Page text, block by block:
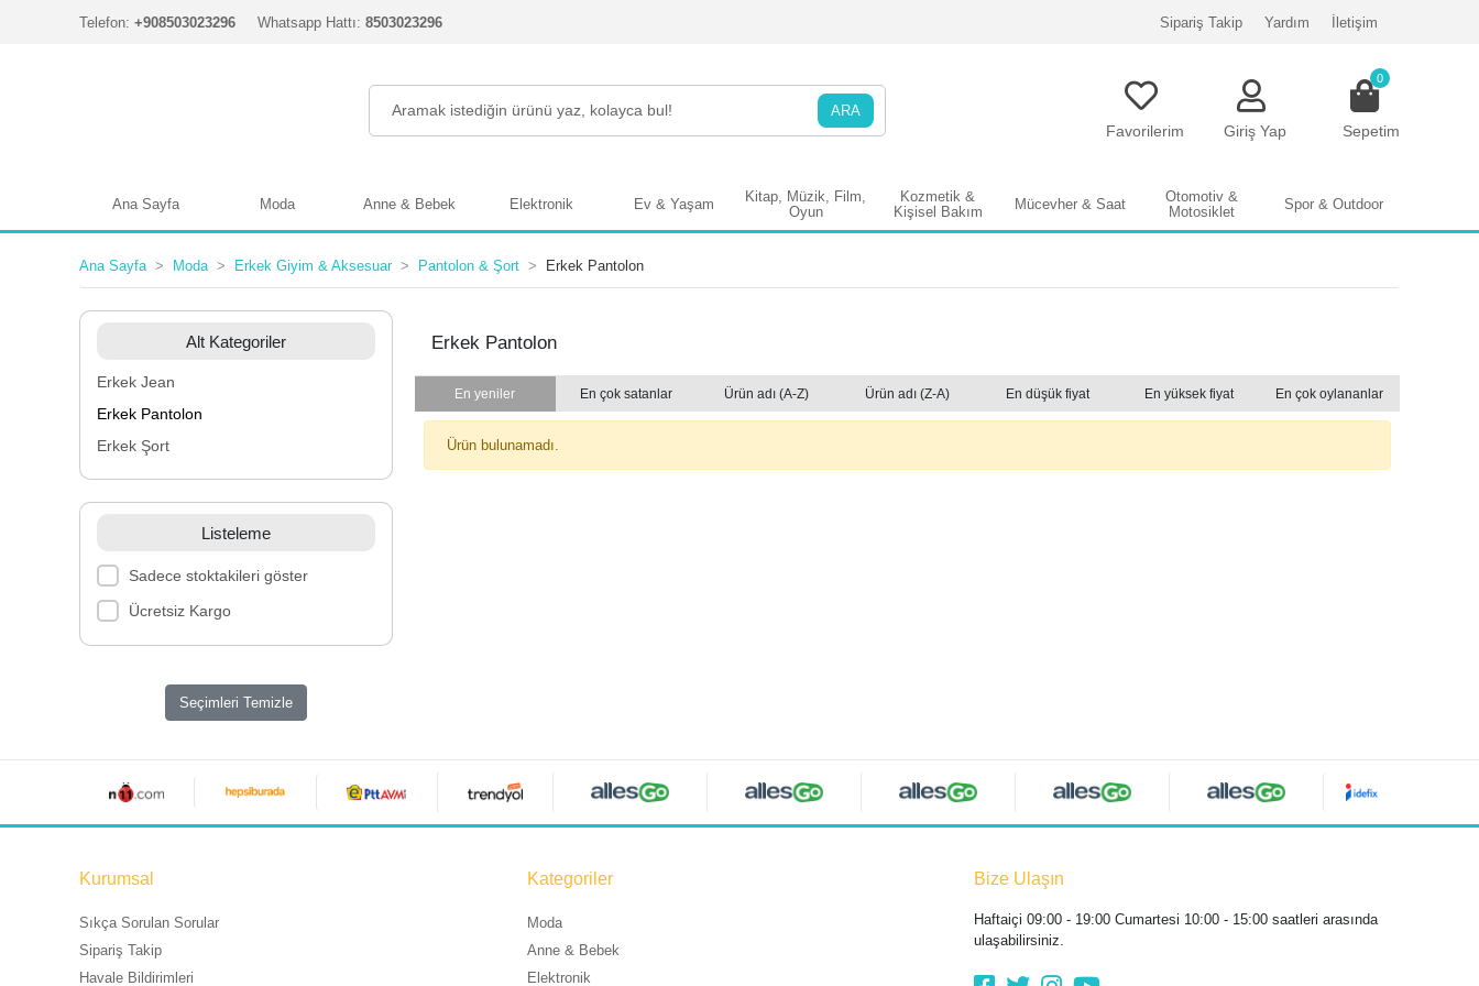
Telefon: +908503023296 Whatsapp Hattı: 8503023296 Sipariş Takip Yardım İletişim
ARA
Favorilerim Giriş Yap
0
Sepetim
Ana Sayfa Moda Anne & Bebek Elektronik Ev & Yaşam
Kitap, Müzik, Film,
Oyun
Kozmetik &
Kişisel Bakım
Mücevher & Saat
Otomotiv &
Motosiklet
Spor & Outdoor
Ana Sayfa Moda Erkek Giyim & Aksesuar Pantolon & Şort Erkek Pantolon
Alt Kategoriler
Erkek Jean
Erkek Pantolon
Erkek Şort
Listeleme
Sadece stoktakileri göster
Ücretsiz Kargo
Seçimleri Temizle
Erkek Pantolon
En yeniler En çok satanlar Ürün adı (A-Z) Ürün adı (Z-A) En düşük fiyat En yüksek fiyat En çok oylananlar
Ürün bulunamadı.
Kurumsal
Sıkça Sorulan Sorular
Sipariş Takip
Havale Bildirimleri
Kategoriler
Moda
Anne & Bebek
Elektronik
Bize Ulaşın
Haftaiçi 09:00 - 19:00 Cumartesi 10:00 - 15:00 saatleri arasında
ulaşabilirsiniz.